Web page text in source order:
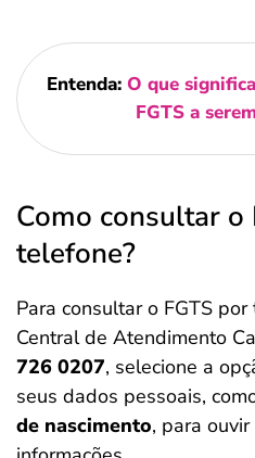
Entenda: O que
FGTS a
Como consultar o
telefone?
Para consultar o FGTS
Central de Atendimento
726 0207, selecione a
seus dados pessoais,
de nascimento, para